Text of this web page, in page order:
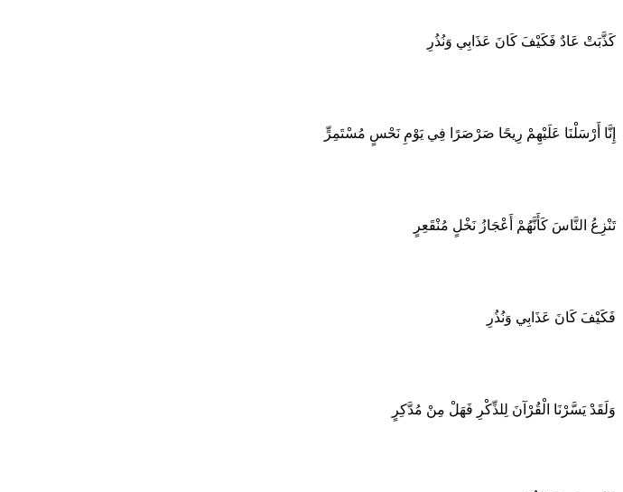
كَذَّبَتْ عَادٌ فَكَيْفَ كَانَ عَذَابِي وَنُذُرِ
إِنَّا أَرْسَلْنَا عَلَيْهِمْ رِيحًا صَرْصَرًا فِي يَوْمِ نَحْسٍ مُسْتَمِرٍّ
تَنْزِعُ النَّاسَ كَأَنَّهُمْ أَعْجَازُ نَخْلٍ مُنْقَعِرٍ
فَكَيْفَ كَانَ عَذَابِي وَنُذُرِ
وَلَقَدْ يَسَّرْنَا الْقُرْآنَ لِلذِّكْرِ فَهَلْ مِنْ مُدَّكِرٍ